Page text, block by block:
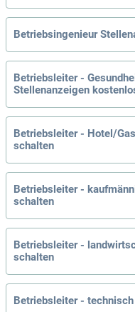
Betriebsingenieur
Betriebsleiter -
Stellenanzeigen
Betriebsleiter - Hotel/
schalten
Betriebsleiter -
schalten
Betriebsleiter -
schalten
Betriebsleiter -